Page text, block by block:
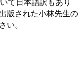
て日本語訳もあり
版された小林先生の
。